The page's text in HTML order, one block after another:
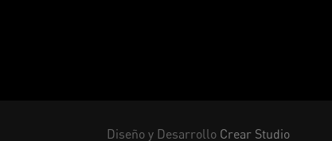
Diseño y Desarrollo Crear Studio